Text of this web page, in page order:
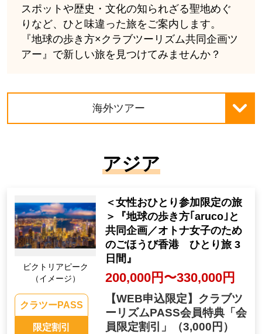
スポットや歴史・文化の知られざる聖地めぐ
りなど、ひと味違った旅をご案内します。
『地球の歩き方×クラブツーリズム共同企画ツ
アー』で新しい旅を見つけてみませんか？
海外ツアー
アジア
ビクトリアピーク
（イメージ）
クラツーPASS
限定割引
＜女性おひとり参加限定の旅
＞『地球の歩き方｢aruco｣と
共同企画／オトナ女子のため
のごほうび香港 ひとり旅 3
日間』
200,000円〜330,000円
【WEB申込限定】クラブツ
ーリズムPASS会員特典「会
員限定割引」
（3,000円）